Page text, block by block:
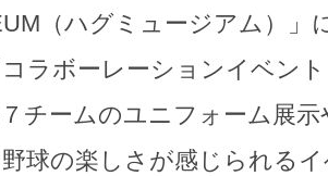
（ハグミュージアム）」
ラボーレーションイベン
チームのユニフォーム展
球の楽しさが感じられる